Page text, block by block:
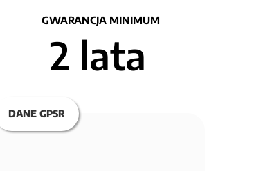
GWARANCJA MINIMUM
2 lata
DANE GPSR